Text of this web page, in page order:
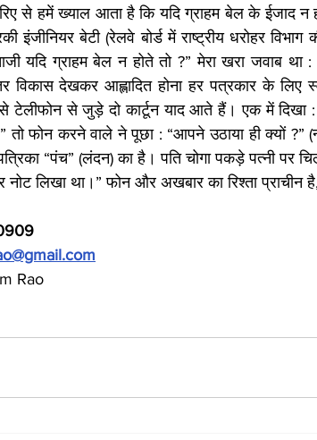
से हमें ख्याल आता है कि यदि ग्राहम बेल के ईजाद न
इंजीनियर बेटी (रेलवे बोर्ड में राष्ट्रीय धरोहर विभाग
यदि ग्राहम बेल न होते तो ?” मेरा खरा जवाब था
विकास देखकर आह्लादित होना हर पत्रकार के
टेलीफोन से जुड़े दो कार्टून याद आते हैं। एक में दिखा :
तो फोन करने वाले ने पूछा : “आपने उठाया ही क्यों ?”
पत्रिका “पंच” (लंदन) का है। पति चोगा पकड़े पत्नी पर
लिखा था।” फोन और अखबार का रिश्ता
Rao